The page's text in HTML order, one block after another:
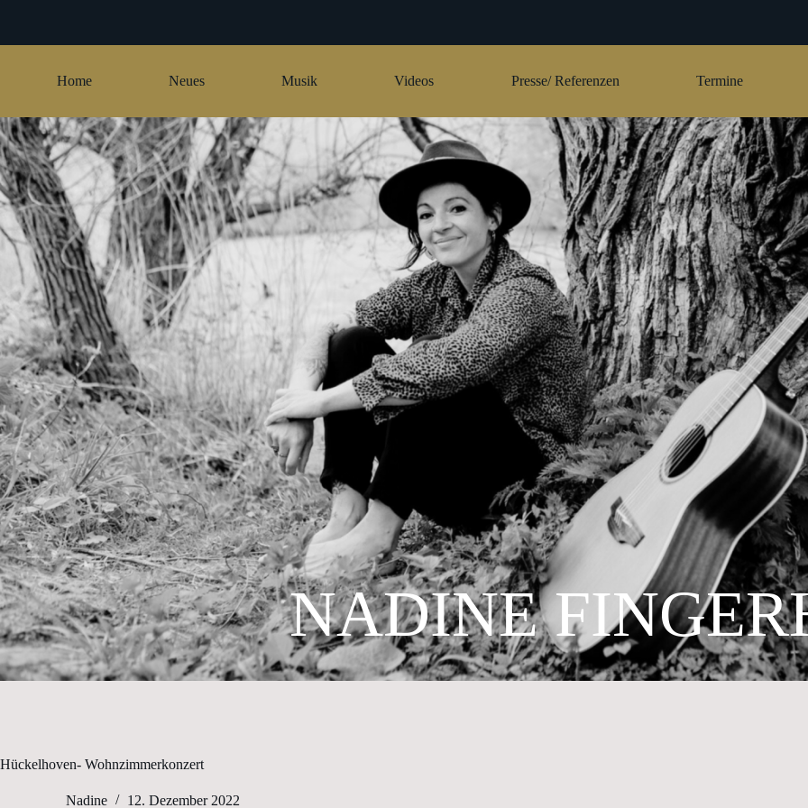
Home Neues Musik Videos Presse/ Referenzen Termine
NADINE
Hückelhoven- Wohnzimmerkonzert
Nadine 12. Dezember 2022